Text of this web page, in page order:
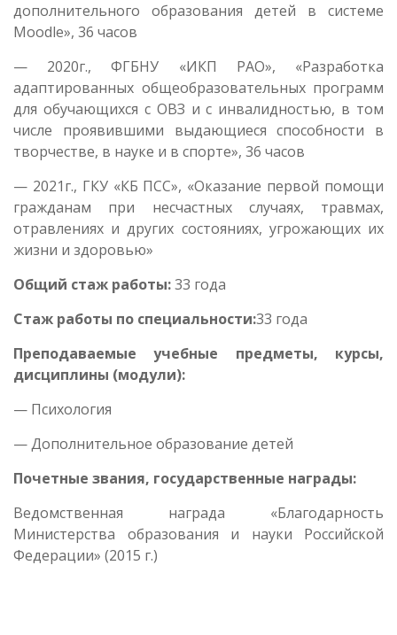
дополнительного образования детей в системе
Moodle», 36 часов
— 2020г., ФГБНУ «ИКП РАО», «Разработка
адаптированных общеобразовательных программ
для обучающихся с ОВЗ и с инвалидностью, в том
числе проявившими выдающиеся способности в
творчестве, в науке и в спорте», 36 часов
— 2021г., ГКУ «КБ ПСС», «Оказание первой помощи
гражданам при несчастных случаях, травмах,
отравлениях и других состояниях, угрожающих их
жизни и здоровью»
Общий стаж работы:33 года
Стаж работы по специальности:33 года
Преподаваемые учебные предметы, курсы,
дисциплины (модули):
— Психология
— Дополнительное образование детей
Почетные звания, государственные награды:
Ведомственная награда «Благодарность
Министерства образования и науки Российской
Федерации» (2015 г.)